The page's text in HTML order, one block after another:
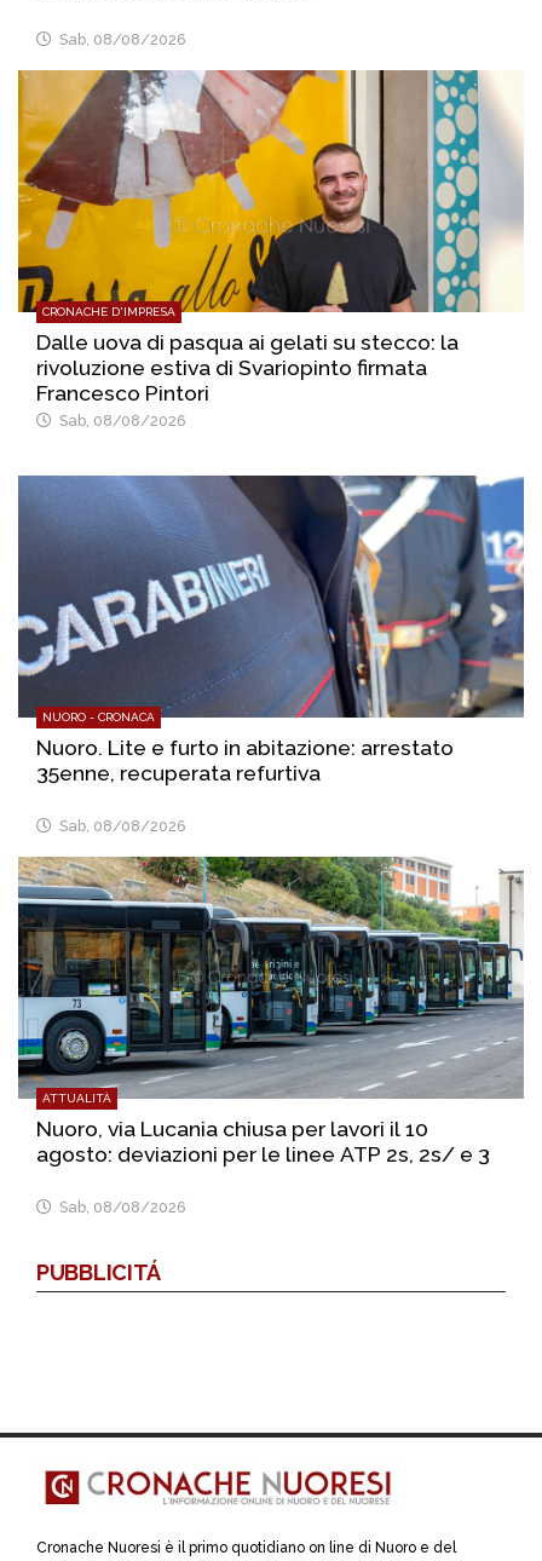
Sab, 08/08/2026
CRONACHE D'IMPRESA
Dalle uova di pasqua ai gelati su stecco: la
rivoluzione estiva di Svariopinto firmata
Francesco Pintori
Sab, 08/08/2026
NUORO - CRONACA
Nuoro. Lite e furto in abitazione: arrestato
35enne, recuperata refurtiva
Sab, 08/08/2026
ATTUALITÀ
Nuoro, via Lucania chiusa per lavori il 10
agosto: deviazioni per le linee ATP 2s, 2s/ e 3
Sab, 08/08/2026
PUBBLICITÁ
Cronache Nuoresi è il primo quotidiano on line di Nuoro e del